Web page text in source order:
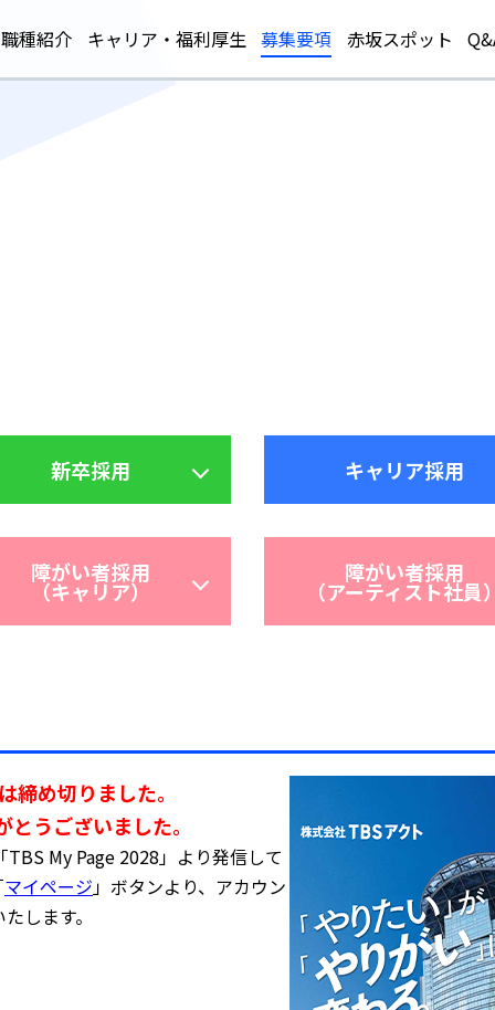
職種紹介 キャリア・福利厚生 募集要項 赤坂スポット
新卒採用 キャリア採用
障がい者採用
（キャリア）
障がい者採用
（アーティスト社員
締め切りました。
うございました。
My Page 2028」より発信して
マイページ」ボタンより、アカウン
します。